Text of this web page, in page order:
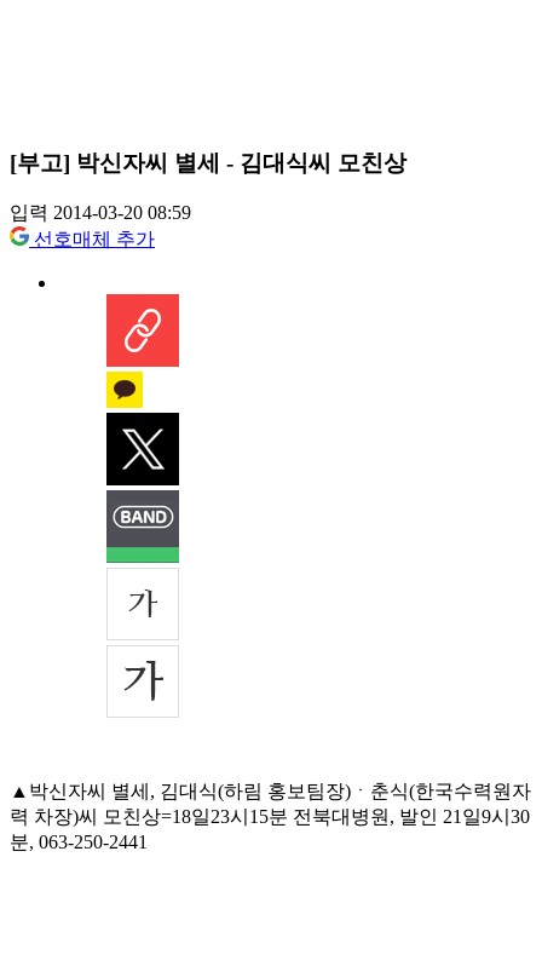
[부고] 박신자씨 별세 - 김대식씨 모친상
입력 2014-03-20 08:59
선호매체 추가
▲박신자씨 별세, 김대식(하림 홍보팀장)ㆍ춘식(한국수력원자
력 차장)씨 모친상=18일23시15분 전북대병원, 발인 21일9시30
분, 063-250-2441